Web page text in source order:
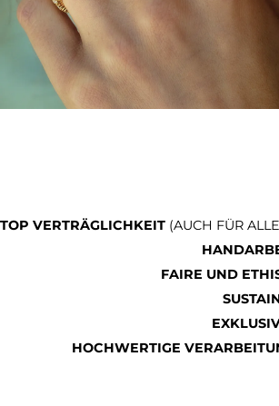
TOP VERTRÄGLICHKEIT (AUCH FÜR
FAIRE UND
HOCHWERTIGE